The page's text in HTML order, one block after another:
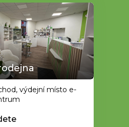
výdejní místo e-